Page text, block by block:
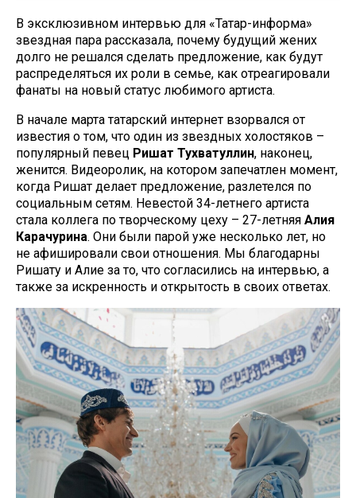
В эксклюзивном интервью для «Татар-информа»
звездная пара рассказала, почему будущий жених
долго не решался сделать предложение, как будут
распределяться их роли в семье, как отреагировали
фанаты на новый статус любимого артиста.
В начале марта татарский интернет взорвался от
известия о том, что один из звездных холостяков –
популярный певец Ришат Тухватуллин, наконец,
женится. Видеоролик, на котором запечатлен момент,
когда Ришат делает предложение, разлетелся по
социальным сетям. Невестой 34-летнего артиста
стала коллега по творческому цеху – 27-летняя Алия
Карачурина. Они были парой уже несколько лет, но
не афишировали свои отношения. Мы благодарны
Ришату и Алие за то, что согласились на интервью, а
также за искренность и открытость в своих ответах.